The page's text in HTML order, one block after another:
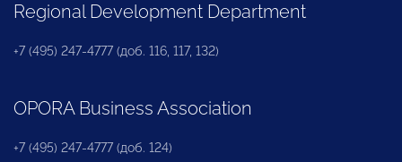
Regional Development Department
+7 (495) 247-4777 (доб. 116, 117, 132)
OPORA Business Association
+7 (495) 247-4777 (доб. 124)